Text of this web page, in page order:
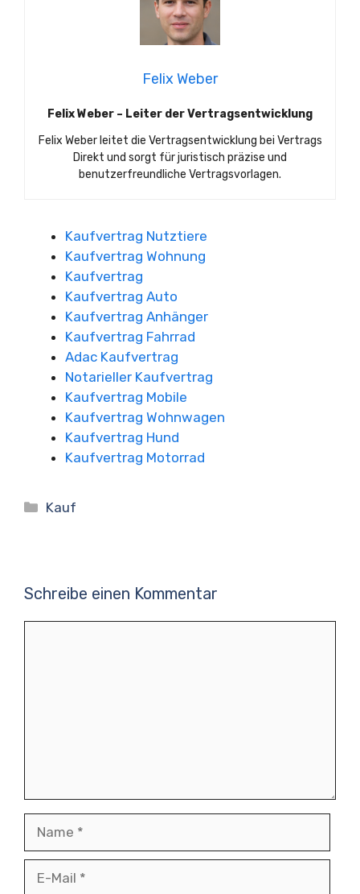
Felix Weber
Felix Weber – Leiter der Vertragsentwicklung
Felix Weber leitet die Vertragsentwicklung bei Vertrags
Direkt und sorgt für juristisch präzise und
benutzerfreundliche Vertragsvorlagen.
Kaufvertrag Nutztiere
Kaufvertrag Wohnung
Kaufvertrag
Kaufvertrag Auto
Kaufvertrag Anhänger
Kaufvertrag Fahrrad
Adac Kaufvertrag
Notarieller Kaufvertrag
Kaufvertrag Mobile
Kaufvertrag Wohnwagen
Kaufvertrag Hund
Kaufvertrag Motorrad
Kategorien
Kauf
Schreibe einen Kommentar
Mail